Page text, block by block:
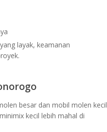
layak, keamanan
besar dan mobil molen kecil
kecil lebih mahal di